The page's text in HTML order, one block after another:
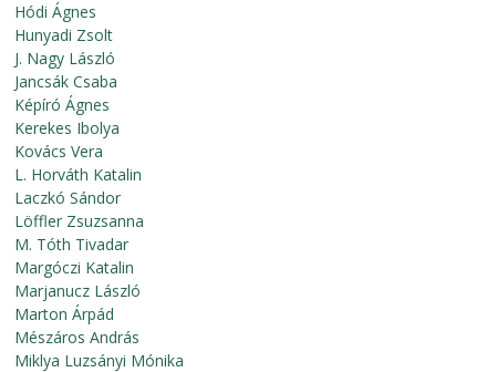
Hódi Ágnes
Hunyadi Zsolt
J. Nagy László
Jancsák Csaba
Képíró Ágnes
Kerekes Ibolya
Kovács Vera
L. Horváth Katalin
Laczkó Sándor
Löffler Zsuzsanna
M. Tóth Tivadar
Margóczi Katalin
Marjanucz László
Marton Árpád
Mészáros András
Miklya Luzsányi Mónika